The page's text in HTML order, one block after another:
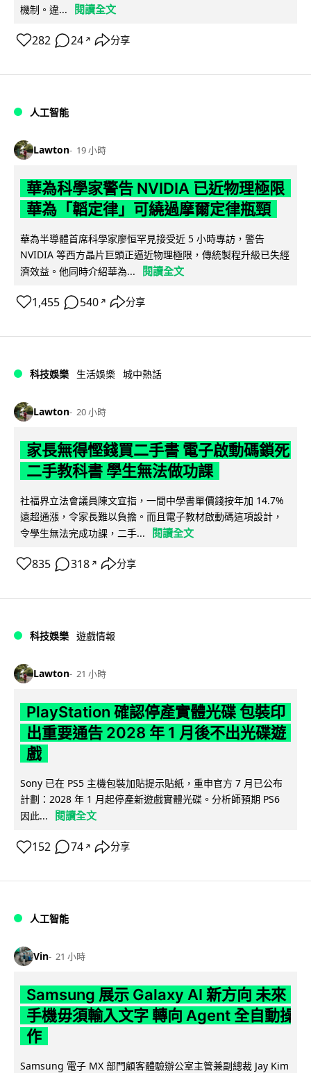
機制。違...
閱讀全文
282 24 ↗ 分享
人工智能
Lawton 19 小時
華為科學家警告 NVIDIA 已近物理極限
華為「韜定律」可繞過摩爾定律瓶頸
華為半導體首席科學家廖恒罕見接受近 5 小時專訪，警告
NVIDIA 等西方晶片巨頭正逼近物理極限，傳統製程升級已失經
濟效益。他同時介紹華為...
閱讀全文
1,455 540 ↗ 分享
科技娛樂 生活娛樂 城中熱話
Lawton 20 小時
家長無得慳錢買二手書 電子啟動碼鎖死
二手教科書 學生無法做功課
社福界立法會議員陳文宜指，一間中學書單價錢按年加 14.7%
遠超通漲，令家長難以負擔。而且電子教材啟動碼這項設計，
令學生無法完成功課，二手...
閱讀全文
835 318 ↗ 分享
科技娛樂 遊戲情報
Lawton 21 小時
PlayStation 確認停產實體光碟 包裝印
出重要通告 2028 年 1 月後不出光碟遊
戲
Sony 已在 PS5 主機包裝加貼提示貼紙，重申官方 7 月已公布
計劃：2028 年 1 月起停產新遊戲實體光碟。分析師預期 PS6
因此...
閱讀全文
152 74 ↗ 分享
人工智能
Vin 21 小時
Samsung 展示 Galaxy AI 新方向 未來
手機毋須輸入文字 轉向 Agent 全自動操
作
Samsung 電子 MX 部門顧客體驗辦公室主管兼副總裁 Jay Kim